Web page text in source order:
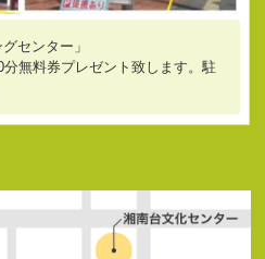
センター」
無料券プレゼント致します。駐